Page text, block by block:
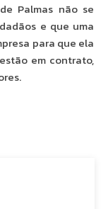
Palmas não se
e que uma
para que ela
em contrato,